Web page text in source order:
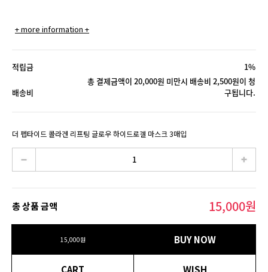
+ more information +
적립금 1%
배송비
총 결제금액이 20,000원 미만시 배송비 2,500원이 청
구됩니다.
더 펩타이드 콜라겐 리프팅 글로우 하이드로겔 마스크 3매입
총 상품 금액 15,000원
15,000원 BUY NOW
CART WISH